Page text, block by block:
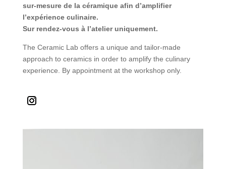
sur-mesure de la céramique afin d’amplifier
l’expérience culinaire.
Sur rendez-vous à l’atelier uniquement.
The Ceramic Lab offers a unique and tailor-made
approach to ceramics in order to amplify the culinary
experience. By appointment at the workshop only.